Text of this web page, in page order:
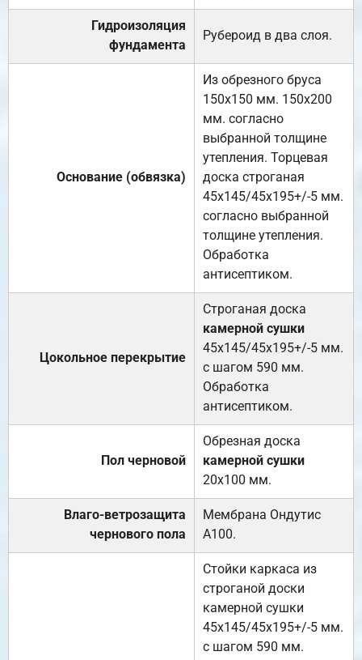
Гидроизоляция
фундамента
Рубероид в два слоя.
Основание (обвязка)
Из обрезного бруса
150х150 мм. 150х200
мм. согласно
выбранной толщине
утепления. Торцевая
доска строганая
45х145/45х195+/-5 мм.
согласно выбранной
толщине утепления.
Обработка
антисептиком.
Цокольное перекрытие
Строганая доска
камерной сушки
45х145/45х195+/-5 мм.
с шагом 590 мм.
Обработка
антисептиком.
Пол черновой
Обрезная доска
камерной сушки
20х100 мм.
Влаго-ветрозащита
чернового пола
Мембрана Ондутис
А100.
Стойки каркаса из
строганой доски
камерной сушки
45х145/45х195+/-5 мм.
с шагом 590 мм.